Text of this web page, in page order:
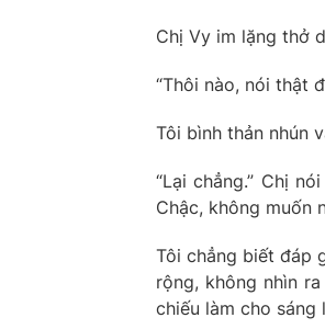
Chị Vy im lặng thở
“Thôi nào, nói thật
Tôi bình thản nhún
“Lại chẳng.” Chị
Chậc, không muốn
Tôi chẳng biết đáp
rộng, không nhìn
chiếu làm cho sáng